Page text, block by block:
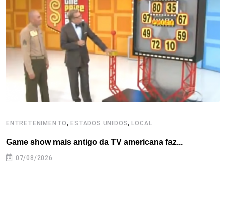
o
k
r I
n
e
s
t
p
ENTRETENIMENTO ,ESTADOS UNIDOS,LOCAL
Game show mais antigo da TV americana faz...
07/08/2026